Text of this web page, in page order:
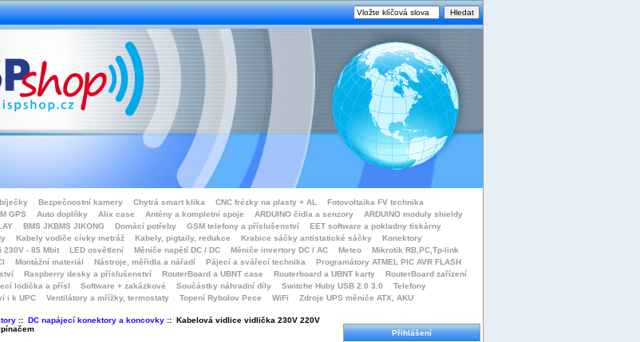
Bezpečnostní kamery Chytrá smart klika CNC frézky na plasty + AL
Fotovoltaika FV technika
GPS Auto doplňky Alix case Antény a kompletní spoje ARDUINO čidla a senzory
ARDUINO moduly shieldy
BMS JKBMS JIKONG Domácí potřeby GSM telefony a příslušenství
EET software a pokladny tiskárny
Kabely vodiče cívky metráž Kabely, pigtaily, redukce Krabice sáčky antistatické sáčky
Konektory
230V - 85 Mbit LED osvětlení Měniče napětí DC / DC Měniče invertory DC / AC Meteo
Mikrotik RB,PC,Tp-link
Montážní materiál Nástroje, měřidla a nářadí Pájecí a svářecí technika
Programátory ATMEL PIC AVR FLASH
Raspberry desky a příslušenství RouterBoard a UBNT case Routerboard a UBNT karty
RouterBoard zařízení
lodička a přísl Software + zakázkové Součástky náhradní díly Switche Huby USB 2.0 3.0
Telefony
i k UPC Ventilátory a mřížky, termostaty Topení Rybolov Pece WiFi Zdroje UPS měniče ATX, AKU
:: DC napájecí konektory a koncovky:: Kabelová vidlice vidlička 230V 220V
Přihlášení